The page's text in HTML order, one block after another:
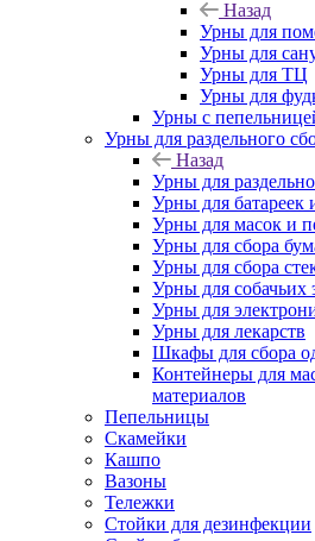
Назад
Урны для
Урны для
Урны для ТЦ
Урны для
Урны с
Урны для раздельного
Назад
Урны для
Урны для батареек
Урны для масок и
Урны для сбора
Урны для сбора
Урны для собачьих
Урны для
Урны для лекарств
Шкафы для сбора
Контейнеры для
материалов
Пепельницы
Скамейки
Кашпо
Вазоны
Тележки
Стойки для дезинфекции